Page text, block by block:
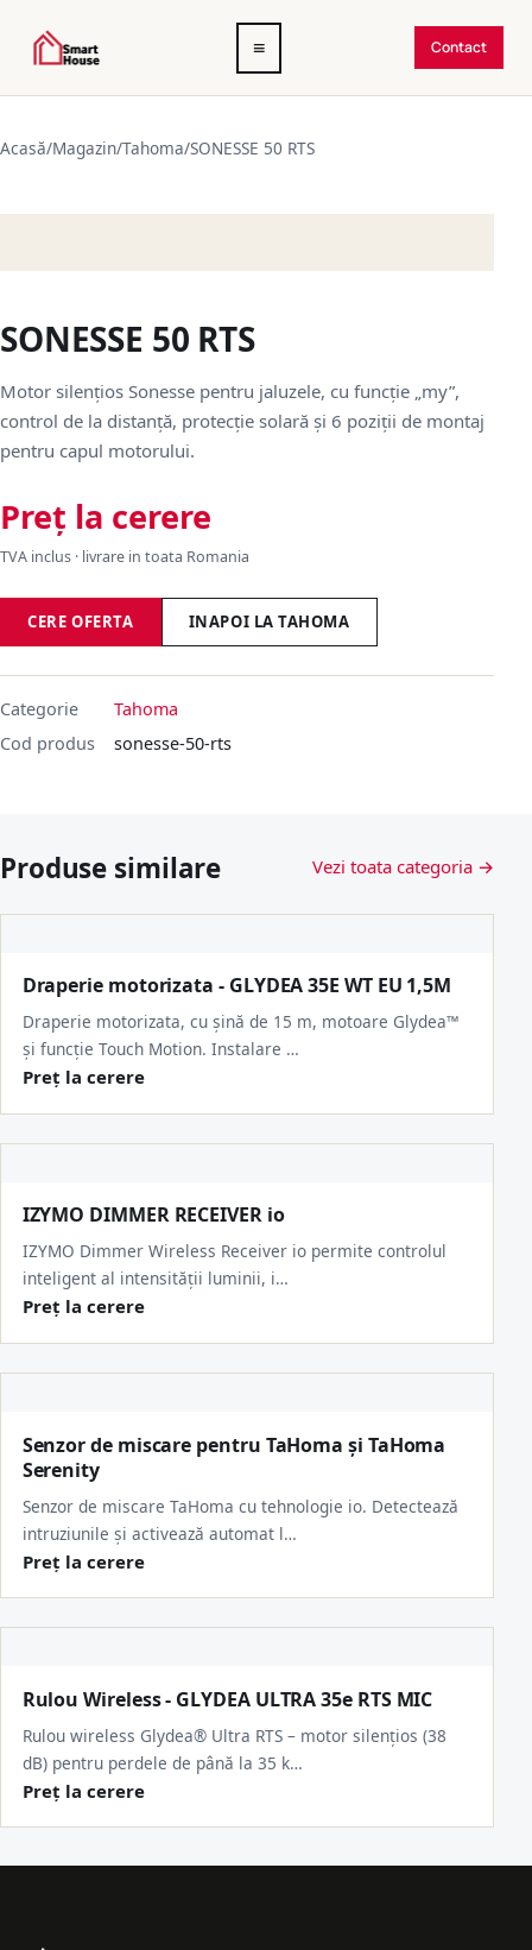
Deschide
meniul
≡ Contact
Acasă/Magazin/Tahoma/SONESSE 50 RTS
SONESSE 50 RTS
Motor silențios Sonesse pentru jaluzele, cu funcție „my”,
control de la distanță, protecție solară și 6 poziții de montaj
pentru capul motorului.
Preț la cerere
TVA inclus · livrare in toata Romania
CERE OFERTA INAPOI LA TAHOMA
Categorie
Tahoma
Cod produs
sonesse-50-rts
Produse similare Vezi toata categoria →
Draperie motorizata - GLYDEA 35E WT EU 1,5M
Draperie motorizata, cu șină de 15 m, motoare Glydea™
și funcție Touch Motion. Instalare …
Preț la cerere
IZYMO DIMMER RECEIVER io
IZYMO Dimmer Wireless Receiver io permite controlul
inteligent al intensității luminii, i…
Preț la cerere
Senzor de miscare pentru TaHoma și TaHoma
Serenity
Senzor de miscare TaHoma cu tehnologie io. Detectează
intruziunile și activează automat l…
Preț la cerere
Rulou Wireless - GLYDEA ULTRA 35e RTS MIC
Rulou wireless Glydea® Ultra RTS – motor silențios (38
dB) pentru perdele de până la 35 k…
Preț la cerere